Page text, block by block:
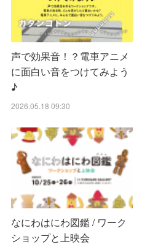
声で効果音！？電車アニメ
に面白い音をつけてみよう
♪
2026.05.18 09:30
なにわはにわ図鑑 / ワーク
ショップと上映会